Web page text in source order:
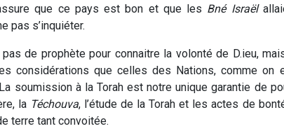
que ce pays est bon et que les Bné Israël
pas s’inquiéter.
pas de prophète pour connaitre la volonté de D.ieu,
considérations que celles des Nations, comme on
soumission à la Torah est notre unique garantie de
la Téchouva, l’étude de la Torah et les actes de
terre tant convoitée.